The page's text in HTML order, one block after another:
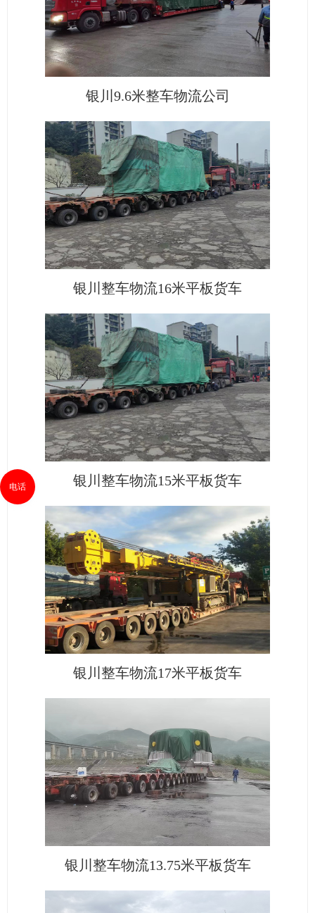
银川9.6米整车物流公司
银川整车物流16米平板货车
银川整车物流15米平板货车
银川整车物流17米平板货车
银川整车物流13.75米平板货车
电话